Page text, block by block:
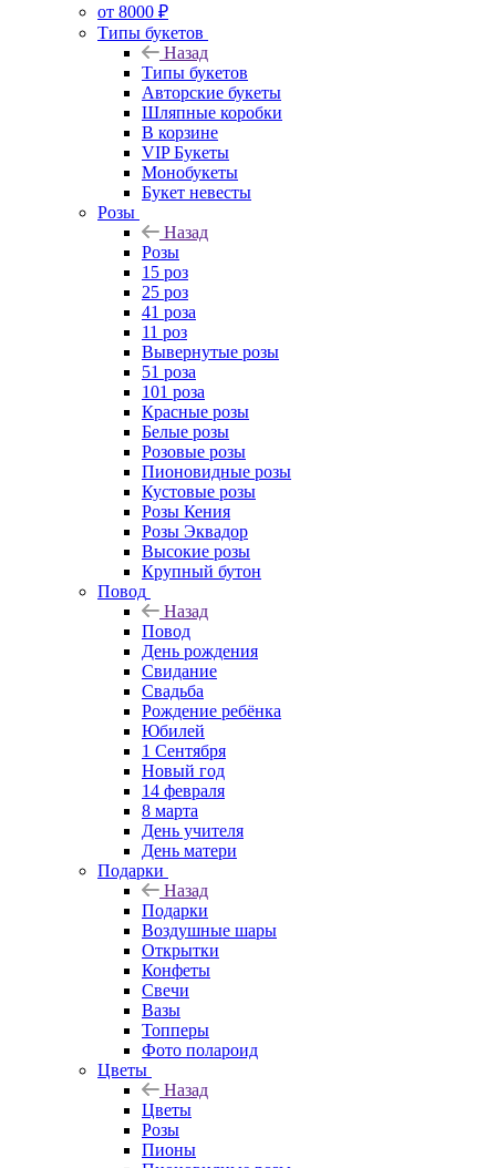
от 8000 ₽
Типы букетов
Назад
Типы букетов
Авторские букеты
Шляпные коробки
В корзине
VIP Букеты
Монобукеты
Букет невесты
Розы
Назад
Розы
15 роз
25 роз
41 роза
11 роз
Вывернутые розы
51 роза
101 роза
Красные розы
Белые розы
Розовые розы
Пионовидные розы
Кустовые розы
Розы Кения
Розы Эквадор
Высокие розы
Крупный бутон
Повод
Назад
Повод
День рождения
Свидание
Свадьба
Рождение ребёнка
Юбилей
1 Сентября
Новый год
14 февраля
8 марта
День учителя
День матери
Подарки
Назад
Подарки
Воздушные шары
Открытки
Конфеты
Свечи
Вазы
Топперы
Фото полароид
Цветы
Назад
Цветы
Розы
Пионы